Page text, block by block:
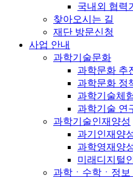
국내외 협력
찾아오시는 길
재단 방문신청
사업 안내
과학기술문화
과학문화 추
과학문화 정
과학기술체
과학기술 연
과학기술인재양성
과기인재양
과학영재양
미래디지털
과학ㆍ수학ㆍ정보